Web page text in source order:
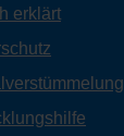
erklärt